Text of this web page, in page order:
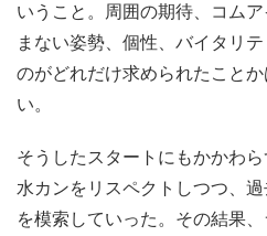
いうこと。周囲の期待、コム
まない姿勢、個性、バイタリ
のがどれだけ求められたこと
い。
そうしたスタートにもかかわ
水カンをリスペクトしつつ、
を模索していった。その結果